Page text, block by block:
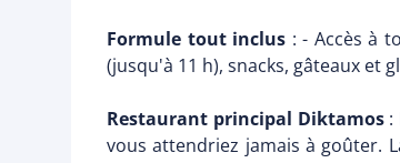
Formule tout inclus : - Accès à
(jusqu'à 11 h), snacks, gâteaux et
Restaurant principal Diktamos:
vous attendriez jamais à goûter.